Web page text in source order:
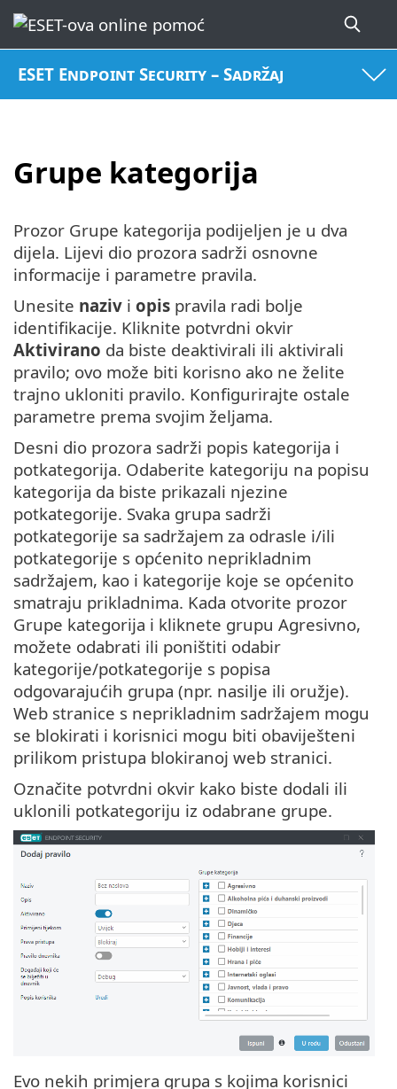
ESET Endpoint Security – Sadržaj
Grupe kategorija
Prozor Grupe kategorija podijeljen je u dva
dijela. Lijevi dio prozora sadrži osnovne
informacije i parametre pravila.
Unesite naziv i opis pravila radi bolje
identifikacije. Kliknite potvrdni okvir
Aktivirano da biste deaktivirali ili aktivirali
pravilo; ovo može biti korisno ako ne želite
trajno ukloniti pravilo. Konfigurirajte ostale
parametre prema svojim željama.
Desni dio prozora sadrži popis kategorija i
potkategorija. Odaberite kategoriju na popisu
kategorija da biste prikazali njezine
potkategorije. Svaka grupa sadrži
potkategorije sa sadržajem za odrasle i/ili
potkategorije s općenito neprikladnim
sadržajem, kao i kategorije koje se općenito
smatraju prikladnima. Kada otvorite prozor
Grupe kategorija i kliknete grupu Agresivno,
možete odabrati ili poništiti odabir
kategorije/potkategorije s popisa
odgovarajućih grupa (npr. nasilje ili oružje).
Web stranice s neprikladnim sadržajem mogu
se blokirati i korisnici mogu biti obaviješteni
prilikom pristupa blokiranoj web stranici.
Označite potvrdni okvir kako biste dodali ili
uklonili potkategoriju iz odabrane grupe.
Evo nekih primjera grupa s kojima korisnici